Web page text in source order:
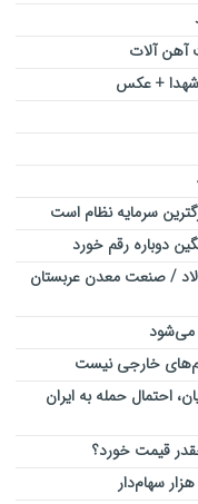
آهن آلات
+ عکس
سرمایه نظام است
دوباره رقم خورد
/ صنعت معدن عربستان
خارجی نیست
احتمال حمله به ایران
قیمت خورد؟